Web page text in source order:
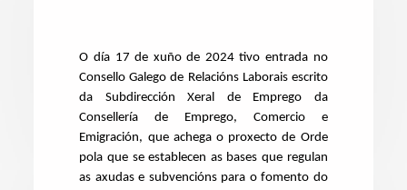
O día 17 de xuño de 2024 tivo entrada no
Consello Galego de Relacións Laborais escrito
da Subdirección Xeral de Emprego da
Consellería de Emprego, Comercio e
Emigración, que achega o proxecto de Orde
pola que se establecen as bases que regulan
as axudas e subvencións para o fomento do